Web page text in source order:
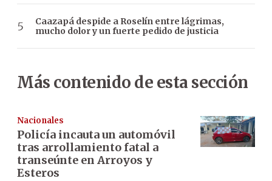
Caazapá despide a Roselín entre lágrimas,
mucho dolor y un fuerte pedido de justicia
Más contenido de esta sección
Nacionales
Policía incauta un automóvil
tras arrollamiento fatal a
transeúnte en Arroyos y
Esteros